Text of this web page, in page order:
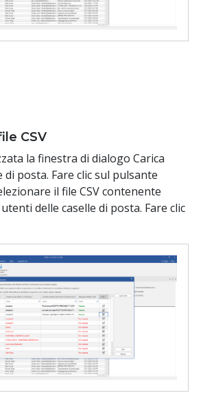
CSV
la finestra di dialogo Carica
di posta. Fare clic sul pulsante
il file CSV contenente
delle caselle di posta. Fare clic